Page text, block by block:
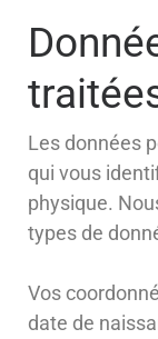
Les données
qui vous
physique.
types de
Vos
date de